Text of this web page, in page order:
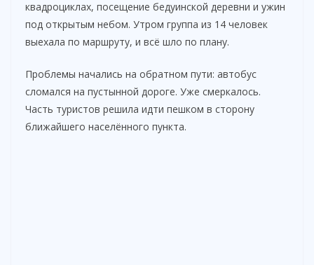
квадроциклах, посещение бедуинской деревни и ужин
под открытым небом. Утром группа из 14 человек
выехала по маршруту, и всё шло по плану.
Проблемы начались на обратном пути: автобус
сломался на пустынной дороге. Уже смеркалось.
Часть туристов решила идти пешком в сторону
ближайшего населённого пункта.